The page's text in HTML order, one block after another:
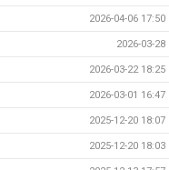
2026-04-06 17:50
2026-03-28
2026-03-22 18:25
2026-03-01 16:47
2025-12-20 18:07
2025-12-20 18:03